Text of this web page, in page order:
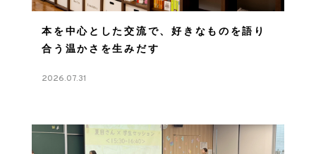
本を中心とした交流で、好きなものを語り
合う温かさを生みだす
2026.07.31